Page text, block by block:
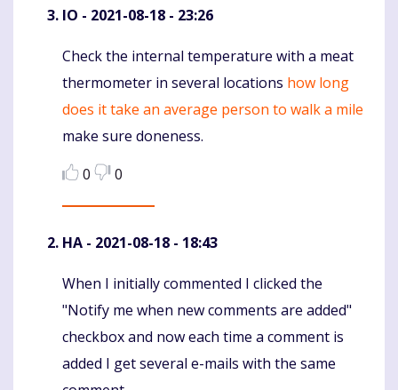
IO - 2021-08-18 - 23:26
Komentaras
Check the internal temperature with a meat
thermometer in several locations how long
does it take an average person to walk a mile
make sure doneness.
0
0
HA - 2021-08-18 - 18:43
Komentaras
When I initially commented I clicked the
"Notify me when new comments are added"
checkbox and now each time a comment is
added I get several e-mails with the same